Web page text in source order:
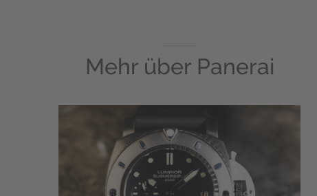
Mehr über Panerai